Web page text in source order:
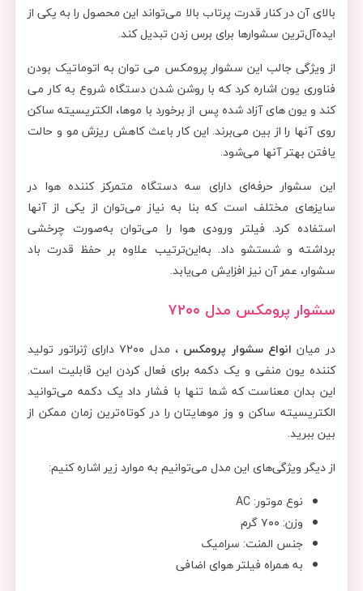
بالای آن در کنار قدرت پرتاب بالا می‌تواند این محصول را به یکی از
ایده‌آل‌ترین سشوار‌ها برای برس زدن تبدیل کند.
از ویژگی جالب این سشوار پرومکس می توان به اتوماتیک بودن
فناوری یون اشاره کرد که با روشن شدن دستگاه شروع به کار می
کند و یون های آزاد شده پس از برخورد با موها، الکتریسیته ساکن
روی آنها را از بین می‌برند. این کار باعث کاهش ریزش مو و حالت
یافتن بهتر آنها می‌شود.
این سشوار حرفه‌ای دارای سه دستگاه متمرکز کننده هوا در
سایز‌های مختلف است که بنا به نیاز می‌توان از یکی از آنها
استفاده کرد. فیلتر ورودی هوا را می‌توان به‌صورت چرخشی
برداشته و شستشو داد. به‌این‌ترتیب علاوه بر حفظ قدرت باد
سشوار، عمر آن نیز افزایش می‌یابد.
سشوار پرومکس مدل ۷۲۰۰
در میان انواع سشوار پرومکس
، مدل ۷۲۰۰ دارای ژنراتور تولید
کننده یون منفی و یک دکمه برای فعال کردن این قابلیت است.
این بدان معناست که شما تنها با فشار داد یک دکمه می‌توانید
الکتریسیته ساکن و وز موهایتان را در کوتاه‌ترین زمان ممکن از
بین ببرید.
از دیگر ویژگی‌های این مدل می‌توانیم به موارد زیر اشاره کنیم:
نوع موتور: AC
وزن: ۷۰۰ گرم
جنس المنت: سرامیک
به همراه فیلتر هوای اضافی